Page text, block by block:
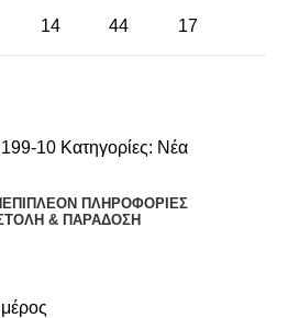
14 44 17
199-10 Κατηγορίες: Νέα
ΕΠΙΠΛΈΟΝ ΠΛΗΡΟΦΟΡΊΕΣ
& ΠΑΡΆΔΟΣΗ